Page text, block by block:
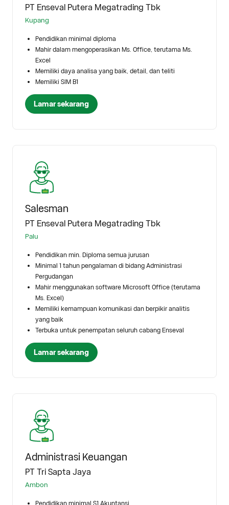
PT Enseval Putera Megatrading Tbk
Kupang
Pendidikan minimal diploma
Mahir dalam mengoperasikan Ms. Office, terutama Ms.
Excel
Memiliki daya analisa yang baik, detail, dan teliti
Memiliki SIM B1
Lamar sekarang
Salesman
PT Enseval Putera Megatrading Tbk
Palu
Pendidikan min. Diploma semua jurusan
Minimal 1 tahun pengalaman di bidang Administrasi
Pergudangan
Mahir menggunakan software Microsoft Office (terutama
Ms. Excel)
Memiliki kemampuan komunikasi dan berpikir analitis
yang baik
Terbuka untuk penempatan seluruh cabang Enseval
Lamar sekarang
Administrasi Keuangan
PT Tri Sapta Jaya
Ambon
Pendidikan minimal S1 Akuntansi